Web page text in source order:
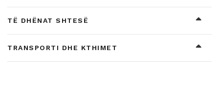
TË DHËNAT SHTESË
TRANSPORTI DHE KTHIMET